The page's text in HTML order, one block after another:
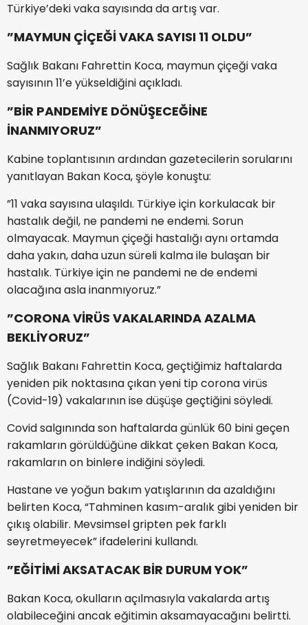
Türkiye’deki vaka sayısında da artış var.
”MAYMUN ÇİÇEĞİ VAKA SAYISI 11 OLDU”
Sağlık Bakanı Fahrettin Koca, maymun çiçeği vaka
sayısının 11’e yükseldiğini açıkladı.
”BİR PANDEMİYE DÖNÜŞECEĞİNE
İNANMIYORUZ”
Kabine toplantısının ardından gazetecilerin sorularını
yanıtlayan Bakan Koca, şöyle konuştu:
”11 vaka sayısına ulaşıldı. Türkiye için korkulacak bir
hastalık değil, ne pandemi ne endemi. Sorun
olmayacak. Maymun çiçeği hastalığı aynı ortamda
daha yakın, daha uzun süreli kalma ile bulaşan bir
hastalık. Türkiye için ne pandemi ne de endemi
olacağına asla inanmıyoruz.”
”CORONA VİRÜS VAKALARINDA AZALMA
BEKLİYORUZ”
Sağlık Bakanı Fahrettin Koca, geçtiğimiz haftalarda
yeniden pik noktasına çıkan yeni tip corona virüs
(Covid-19) vakalarının ise düşüşe geçtiğini söyledi.
Covid salgınında son haftalarda günlük 60 bini geçen
rakamların görüldüğüne dikkat çeken Bakan Koca,
rakamların on binlere indiğini söyledi.
Hastane ve yoğun bakım yatışlarının da azaldığını
belirten Koca, “Tahminen kasım-aralık gibi yeniden bir
çıkış olabilir. Mevsimsel gripten pek farklı
seyretmeyecek” ifadelerini kullandı.
”EĞİTİMİ AKSATACAK BİR DURUM YOK”
Bakan Koca, okulların açılmasıyla vakalarda artış
olabileceğini ancak eğitimin aksamayacağını belirtti.